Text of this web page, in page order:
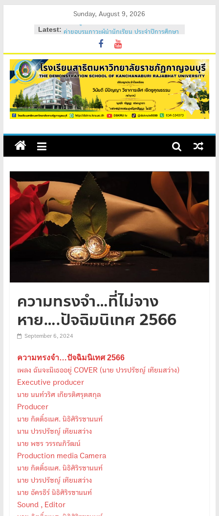
Sunday, August 9, 2026
Latest: ค่ายอบรมภาวะผู้นำนักเรียน ประจำปีการศึกษา
วันสถาปนาโรงเรียนสาธิต 2569
ค่ายคุณธรรม จริยธรรม นักเรียนใหม่ 2569
ค่ายปรับพื้นฐานนักเรียนใหม่ 2569 (ม.1 และ
ม.4)
สถิตอยู่ในใจตราบนิรันดร์
ความทรงจำ…ที่ไม่จาง
หาย….ปัจฉิมนิเทศ 2566
September 6, 2024
ความทรงจำ…ปัจฉิมนิเทศ 2566
เพลง ฉันจะมีเธออยู่ COVER (นาย ปวรปรัชญ์ เทียมสว่าง)
Executive producer
นาย นนท์วริศ เกียรติศรุตสกุล
Producer
นาย กิตติ์ธเนศ. นิธิศิริรชานนท์
นาน ปวรปรัชญ์ เทียมสว่าง
นาย พชร วรรณภิวัฒน์
Production media Camera
นาย กิตติ์ธเนศ. นิธิศิริรชานนท์
นาย ปวรปรัชญ์ เทียมสว่าง
นาย อัครธีร์ นิธิศิริรชานนท์
Sound , Editor